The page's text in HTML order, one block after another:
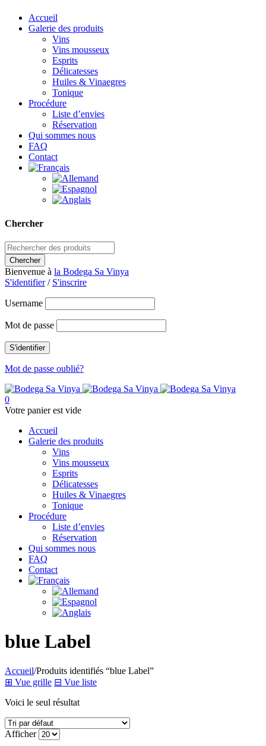
Accueil
Galerie des produits
Vins
Vins mousseux
Esprits
Délicatesses
Huiles & Vinaegres
Tonique
Procédure
Liste d’envies
Réservation
Qui sommes nous
FAQ
Contact
Chercher
Bienvenue à la Bodega Sa Vinya
S'identifier/ S'inscrire
Username
Mot de passe
Mot de passe oublié?
0
Votre panier est vide
Accueil
Galerie des produits
Vins
Vins mousseux
Esprits
Délicatesses
Huiles & Vinaegres
Tonique
Procédure
Liste d’envies
Réservation
Qui sommes nous
FAQ
Contact
blue Label
Accueil/Produits identifiés “blue Label”
⊞ Vue grille ⊟ Vue liste
Voici le seul résultat
Afficher